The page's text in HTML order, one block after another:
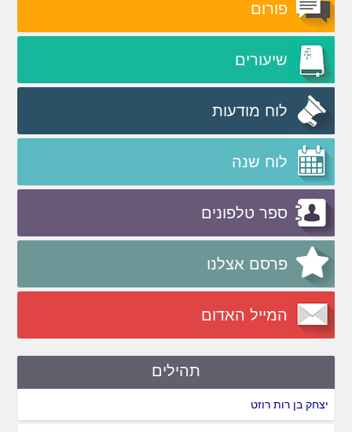
פורום
שיעורים
לוח מודעות
לוח שנה
ספר טלפונים
פרסם אצלנו
המייל האדום
תהילים
יצחק בן רות רוזט